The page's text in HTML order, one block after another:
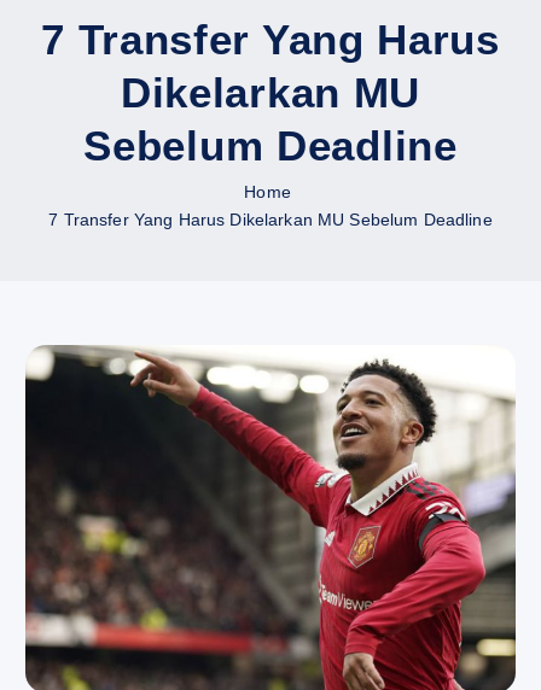
7 Transfer Yang Harus
Dikelarkan MU
Sebelum Deadline
Home
7 Transfer Yang Harus Dikelarkan MU Sebelum Deadline